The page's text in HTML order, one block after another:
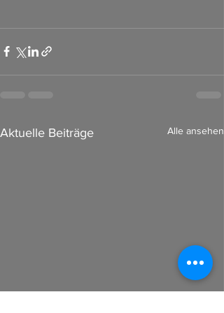
Aktuelle Beiträge Alle ansehen